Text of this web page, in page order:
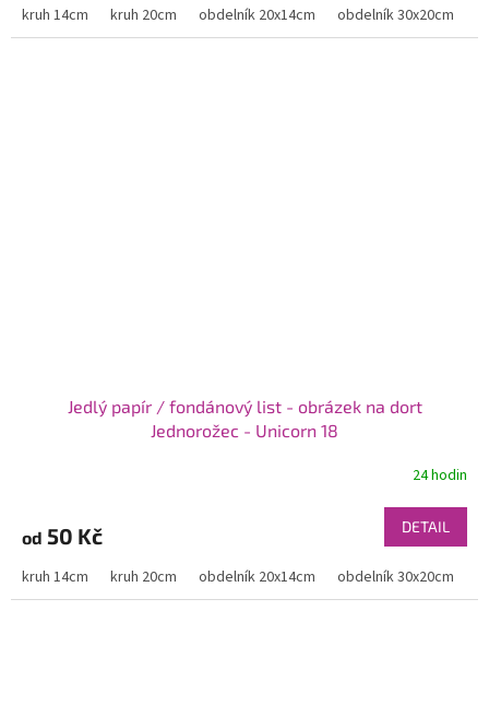
kruh 14cm kruh 20cm obdelník 20x14cm obdelník 30x20cm
Jedlý papír / fondánový list - obrázek na dort
Jednorožec - Unicorn 18
24 hodin
od 50 Kč DETAIL
kruh 14cm kruh 20cm obdelník 20x14cm obdelník 30x20cm